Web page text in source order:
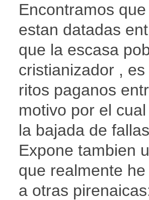
Encontramos
estan datadas
que la escasa
cristianizador ,
ritos paganos
motivo por el
la bajada de
Expone tambien
que realmente
a otras